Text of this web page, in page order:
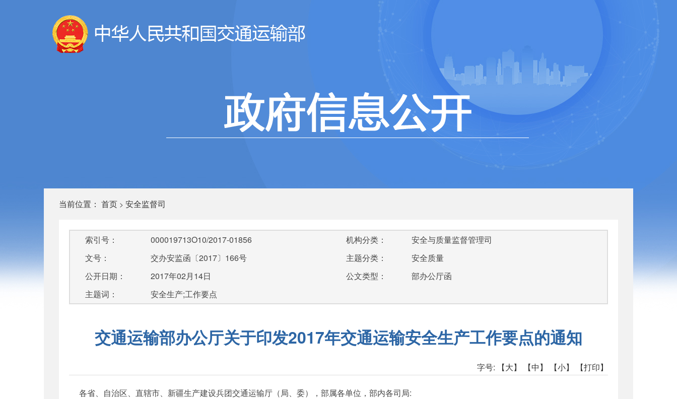
当前位置： 首页 > 安全监督司
索引号：
000019713O10/2017-01856
文号：
交办安监函〔2017〕166号
公开日期：
2017年02月14日
主题词：
安全生产;工作要点
机构分类：
安全与质量监督管理司
主题分类：
安全质量
公文类型：
部办公厅函
交通运输部办公厅关于印发2017年交通运输安全生产工作要点的通知
字号: 【大】 【中】 【小】 【打印】
各省、自治区、直辖市、新疆生产建设兵团交通运输厅（局、委），部属各单位，部内各司局: